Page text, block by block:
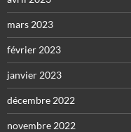
mars 2023
février 2023
janvier 2023
décembre 2022
novembre 2022